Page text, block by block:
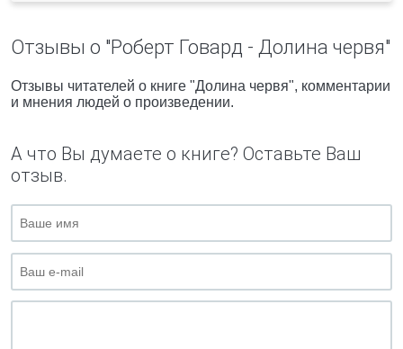
Отзывы о "Роберт Говард - Долина червя"
Отзывы читателей о книге "Долина червя", комментарии
и мнения людей о произведении.
А что Вы думаете о книге? Оставьте Ваш
отзыв.